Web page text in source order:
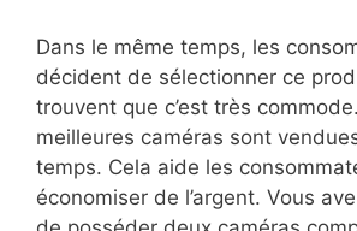
Dans le même temps, les
décident de sélectionner ce
trouvent que c’est très
meilleures caméras sont
temps. Cela aide les
économiser de l’argent. Vous